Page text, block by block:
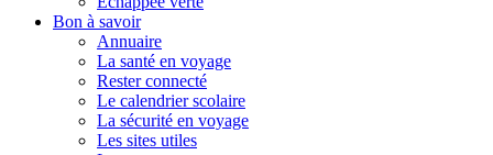
Bon à savoir
Annuaire
La santé en voyage
Rester connecté
Le calendrier scolaire
La sécurité en voyage
Les sites utiles